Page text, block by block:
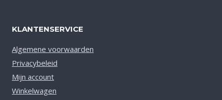
KLANTENSERVICE
Algemene voorwaarden
Privacybeleid
Mijn account
Winkelwagen